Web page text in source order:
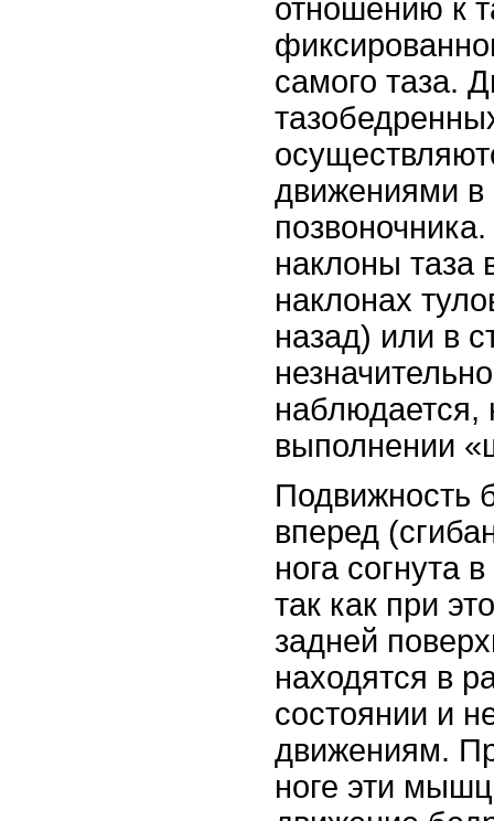
отношению к
самого таза.
движениями в
наклоны таза
наклонах
назад) или в
наблюдается,
выполнении
Подвижность
вперед
нога согнута
так как при
задней
находятся в
состоянии и
движениям.
ноге эти